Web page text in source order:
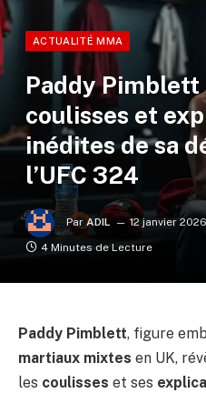
ACTUALITÉ MMA
Paddy Pimblett
coulisses et
inédites de sa
l’UFC 324
Par ADIL 12 janvier 2026
4 Minutes de Lecture
Paddy Pimblett, figure
martiaux mixtes en UK,
les coulisses et ses